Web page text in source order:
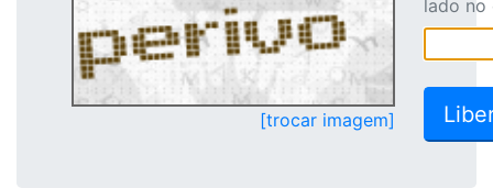
[trocar imagem]
lado no